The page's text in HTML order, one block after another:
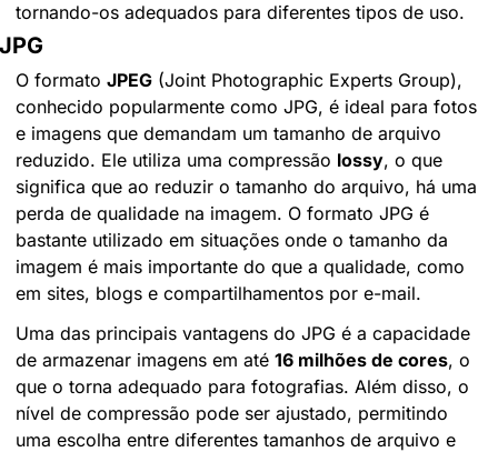
tornando-os adequados para diferentes tipos de uso.
JPG
O formato JPEG (Joint Photographic Experts Group),
conhecido popularmente como JPG, é ideal para fotos
e imagens que demandam um tamanho de arquivo
reduzido. Ele utiliza uma compressão lossy, o que
significa que ao reduzir o tamanho do arquivo, há uma
perda de qualidade na imagem. O formato JPG é
bastante utilizado em situações onde o tamanho da
imagem é mais importante do que a qualidade, como
em sites, blogs e compartilhamentos por e-mail.
Uma das principais vantagens do JPG é a capacidade
de armazenar imagens em até 16 milhões de cores, o
que o torna adequado para fotografias. Além disso, o
nível de compressão pode ser ajustado, permitindo
uma escolha entre diferentes tamanhos de arquivo e